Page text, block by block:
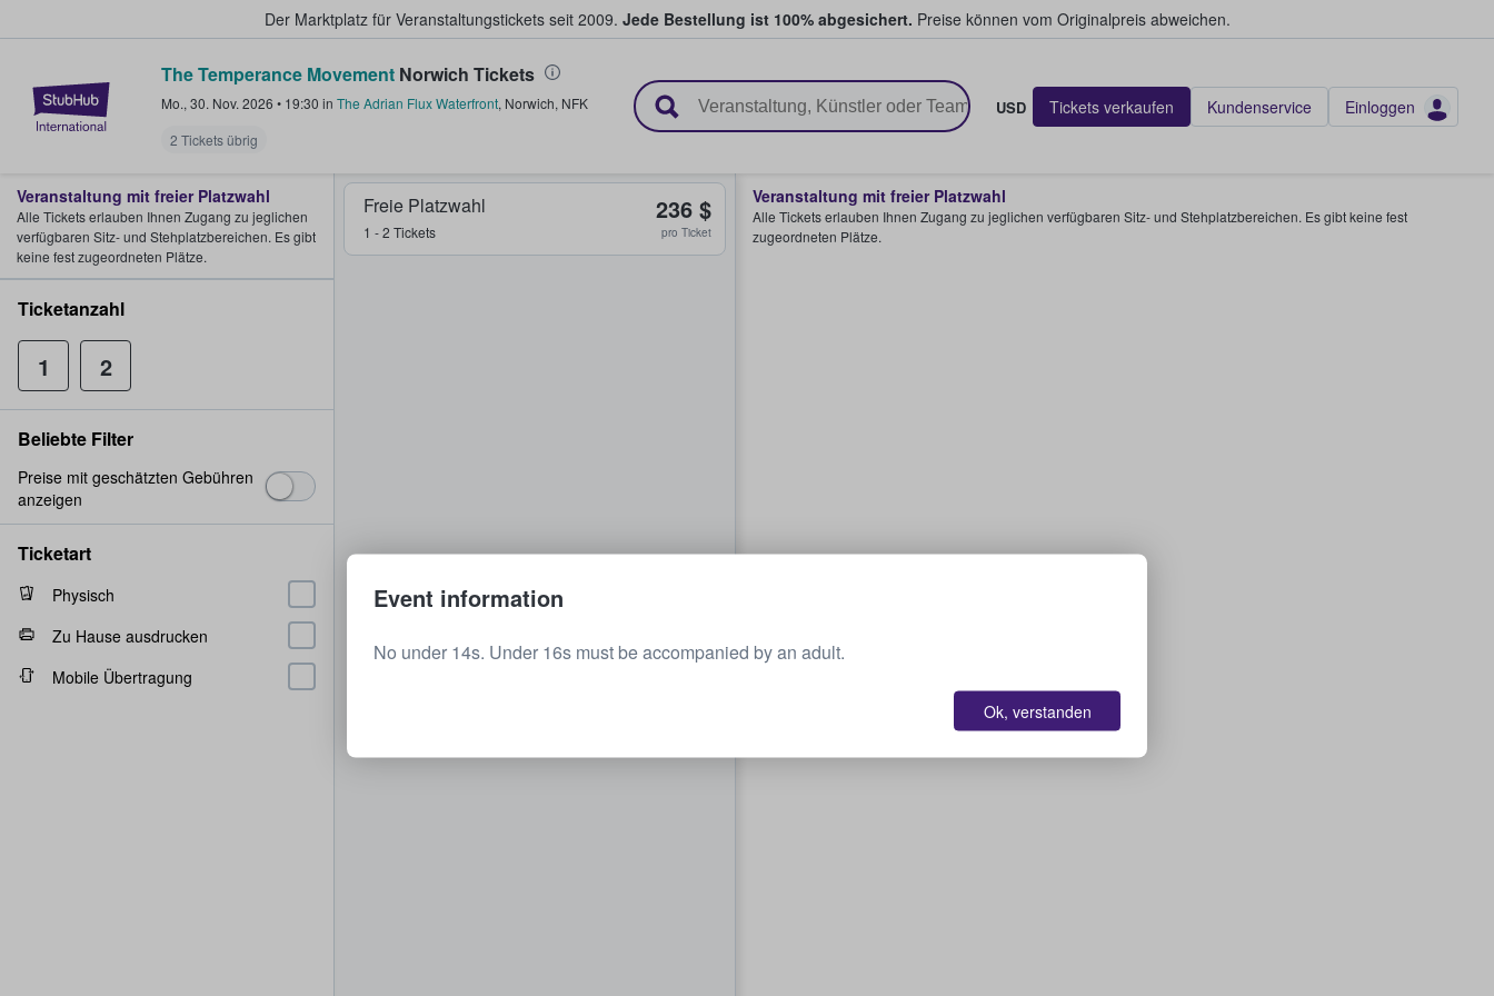
Der Marktplatz für Veranstaltungstickets seit 2009. Jede Bestellung ist 100% abgesichert. Preise können vom Originalpreis abweichen.
StubHub - Wo Fans Tickets kaufen & verkaufen
The Temperance Movement Norwich Tickets
Mo., 30. Nov. 2026 • 19:30 in The Adrian Flux Waterfront, Norwich, NFK
2 Tickets übrig
USD Tickets verkaufen Kundenservice Einloggen
Freie Platzwahl
1 - 2 Tickets
236 $
pro Ticket
Veranstaltung mit freier Platzwahl
Alle Tickets erlauben Ihnen Zugang zu jeglichen verfügbaren Sitz- und Stehplatzbereichen. Es gibt keine fest
zugeordneten Plätze.
Veranstaltung mit freier Platzwahl
Alle Tickets erlauben Ihnen Zugang zu jeglichen
verfügbaren Sitz- und Stehplatzbereichen. Es gibt
keine fest zugeordneten Plätze.
Ticketanzahl
1 2
Beliebte Filter
Preise mit geschätzten Gebühren
anzeigen
Ticketart
Physisch
Zu Hause ausdrucken
Mobile Übertragung
Event information
No under 14s. Under 16s must be accompanied by an adult.
Ok, verstanden